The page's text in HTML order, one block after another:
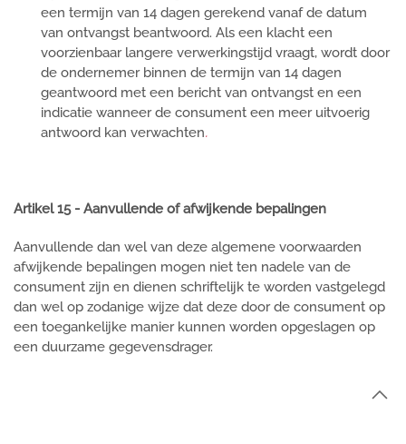
een termijn van 14 dagen gerekend vanaf de datum
van ontvangst beantwoord. Als een klacht een
voorzienbaar langere verwerkingstijd vraagt, wordt door
de ondernemer binnen de termijn van 14 dagen
geantwoord met een bericht van ontvangst en een
indicatie wanneer de consument een meer uitvoerig
antwoord kan verwachten.
Artikel 15 - Aanvullende of afwijkende bepalingen
Aanvullende dan wel van deze algemene voorwaarden
afwijkende bepalingen mogen niet ten nadele van de
consument zijn en dienen schriftelijk te worden vastgelegd
dan wel op zodanige wijze dat deze door de consument op
een toegankelijke manier kunnen worden opgeslagen op
een duurzame gegevensdrager.